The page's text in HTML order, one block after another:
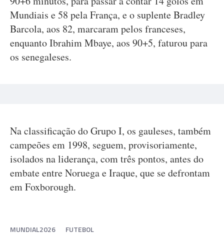
Mundiais e 58 pela França, e o suplente Bradley
Barcola, aos 82, marcaram pelos franceses,
enquanto Ibrahim Mbaye, aos 90+5, faturou para
os senegaleses.
Na classificação do Grupo I, os gauleses, também
campeões em 1998, seguem, provisoriamente,
isolados na liderança, com três pontos, antes do
embate entre Noruega e Iraque, que se defrontam
em Foxborough.
MUNDIAL2026 FUTEBOL